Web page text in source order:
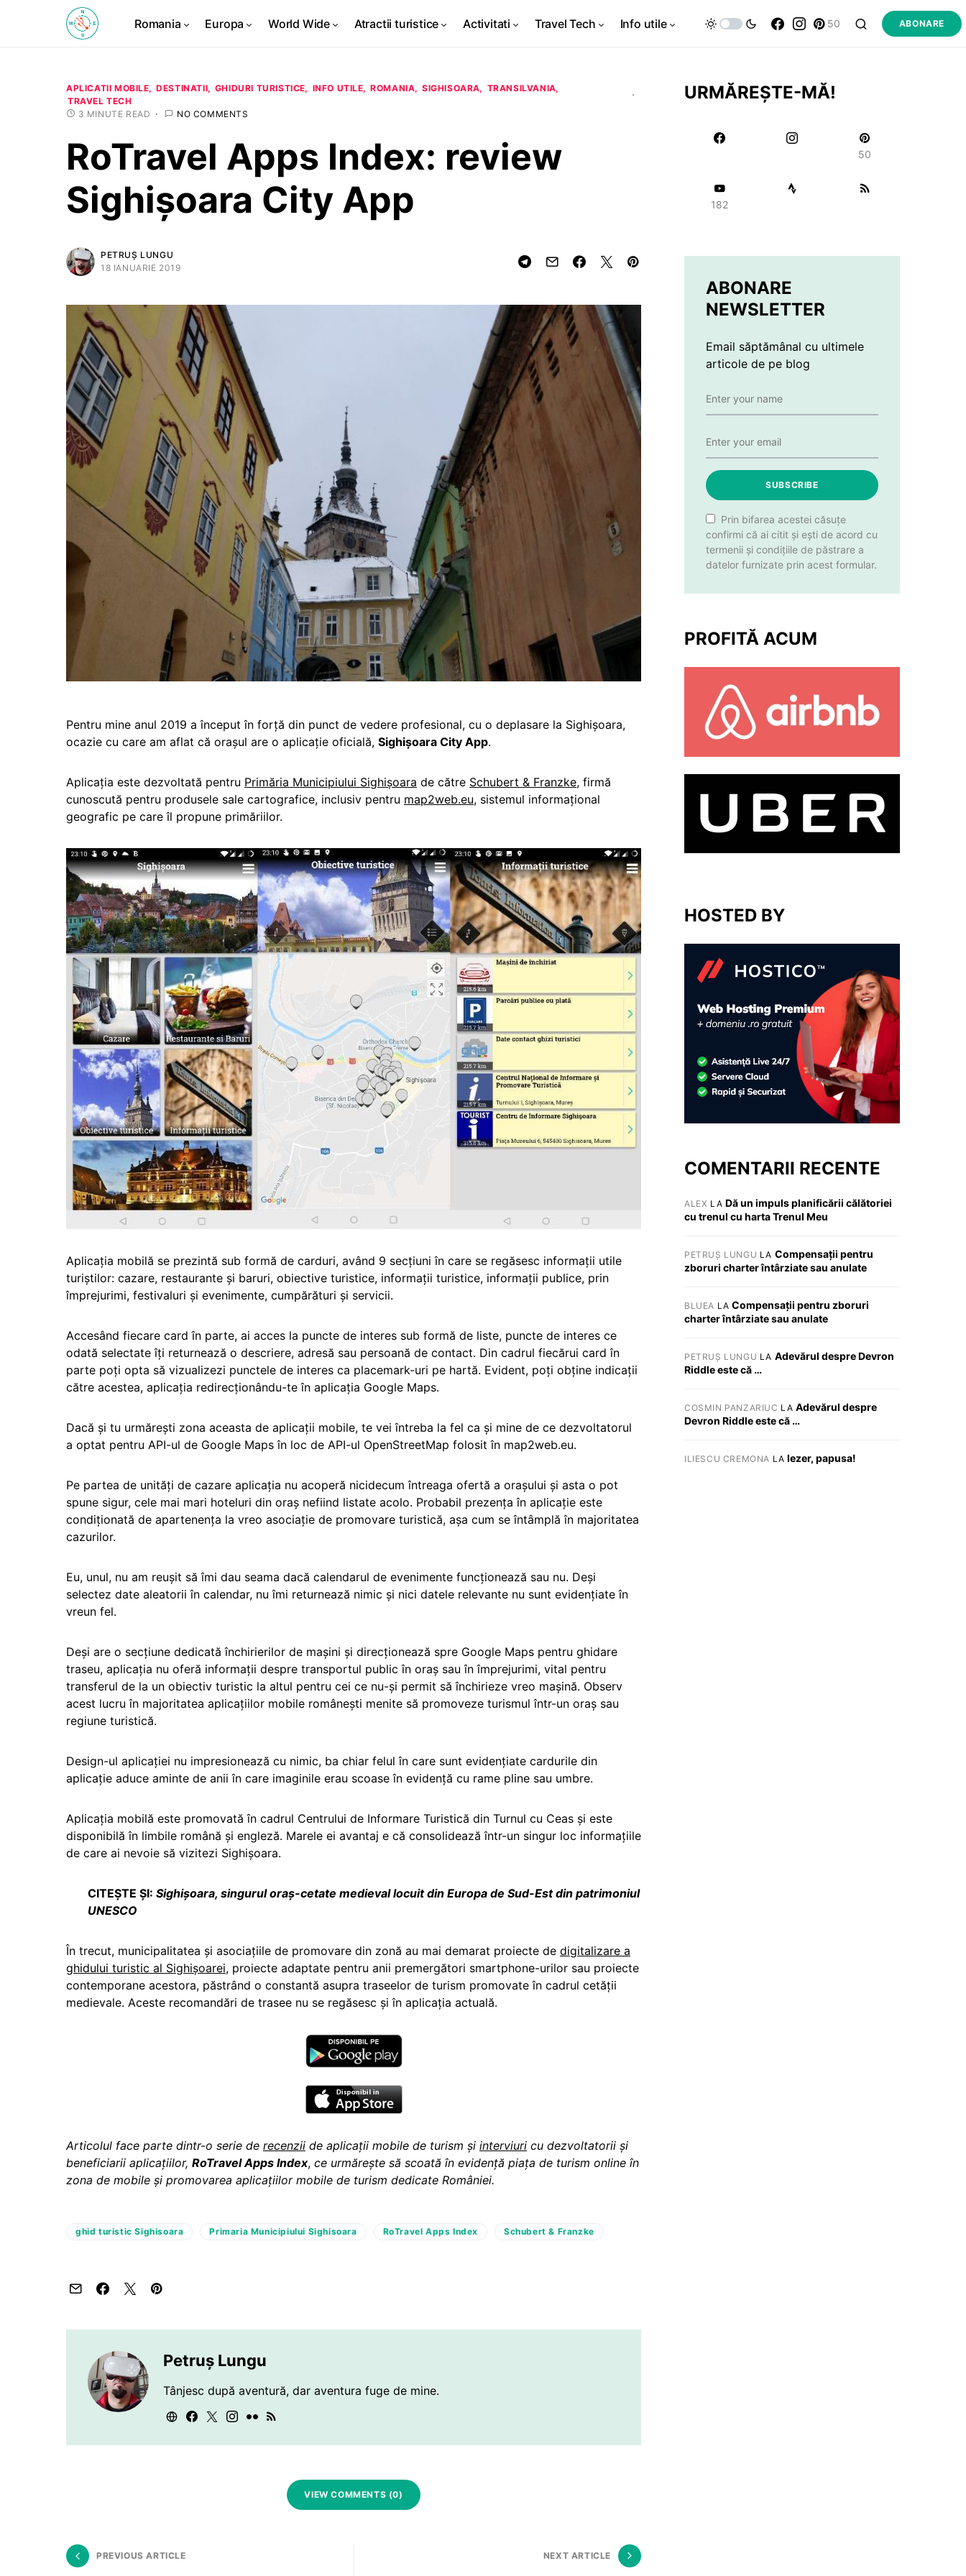
Romania Europa World Wide Atractii turistice Activitati Travel Tech Info utile 50 ABONARE
APLICATII MOBILE DESTINATII GHIDURI TURISTICE INFO UTILE ROMANIA SIGHISOARA
TRANSILVANIA
TRAVEL TECH
3 MINUTE READ
NO COMMENTS
RoTravel Apps Index: review
Sighișoara City App
PETRUȘ LUNGU
18 IANUARIE 2019
Pentru mine anul 2019 a început în forță din punct de vedere profesional, cu o deplasare la Sighișoara,
ocazie cu care am aflat că orașul are o aplicație oficială, Sighișoara City App.
Aplicația este dezvoltată pentru Primăria Municipiului Sighișoara de către Schubert & Franzke, firmă
cunoscută pentru produsele sale cartografice, inclusiv pentru map2web.eu, sistemul informațional
geografic pe care îl propune primăriilor.
Aplicația mobilă se prezintă sub formă de carduri, având 9 secțiuni în care se regăsesc informații utile
turiștilor: cazare, restaurante și baruri, obiective turistice, informații turistice, informații publice, prin
împrejurimi, festivaluri și evenimente, cumpărături și servicii.
Accesând fiecare card în parte, ai acces la puncte de interes sub formă de liste, puncte de interes ce
odată selectate îți returnează o descriere, adresă sau persoană de contact. Din cadrul fiecărui card în
parte poți opta să vizualizezi punctele de interes ca placemark-uri pe hartă. Evident, poți obține indicații
către acestea, aplicația redirecționându-te în aplicația Google Maps.
Dacă și tu urmărești zona aceasta de aplicații mobile, te vei întreba la fel ca și mine de ce dezvoltatorul
a optat pentru API-ul de Google Maps în loc de API-ul OpenStreetMap folosit în map2web.eu.
Pe partea de unități de cazare aplicația nu acoperă nicidecum întreaga ofertă a orașului și asta o pot
spune sigur, cele mai mari hoteluri din oraș nefiind listate acolo. Probabil prezența în aplicație este
condiționată de apartenența la vreo asociație de promovare turistică, așa cum se întâmplă în majoritatea
cazurilor.
Eu, unul, nu am reușit să îmi dau seama dacă calendarul de evenimente funcționează sau nu. Deși
selectez date aleatorii în calendar, nu îmi returnează nimic și nici datele relevante nu sunt evidențiate în
vreun fel.
Deși are o secțiune dedicată închirierilor de mașini și direcționează spre Google Maps pentru ghidare
traseu, aplicația nu oferă informații despre transportul public în oraș sau în împrejurimi, vital pentru
transferul de la un obiectiv turistic la altul pentru cei ce nu-și permit să închirieze vreo mașină. Observ
acest lucru în majoritatea aplicațiilor mobile românești menite să promoveze turismul într-un oraș sau
regiune turistică.
Design-ul aplicației nu impresionează cu nimic, ba chiar felul în care sunt evidențiate cardurile din
aplicație aduce aminte de anii în care imaginile erau scoase în evidență cu rame pline sau umbre.
Aplicația mobilă este promovată în cadrul Centrului de Informare Turistică din Turnul cu Ceas și este
disponibilă în limbile română și engleză. Marele ei avantaj e că consolidează într-un singur loc informațiile
de care ai nevoie să vizitezi Sighișoara.
CITEȘTE ȘI: Sighișoara, singurul oraș-cetate medieval locuit din Europa de Sud-Est din patrimoniul
UNESCO
În trecut, municipalitatea și asociațiile de promovare din zonă au mai demarat proiecte de digitalizare a
ghidului turistic al Sighișoarei, proiecte adaptate pentru anii premergători smartphone-urilor sau proiecte
contemporane acestora, păstrând o constantă asupra traseelor de turism promovate în cadrul cetății
medievale. Aceste recomandări de trasee nu se regăsesc și în aplicația actuală.
Articolul face parte dintr-o serie de recenzii de aplicații mobile de turism și interviuri cu dezvoltatorii și
beneficiarii aplicațiilor, RoTravel Apps Index, ce urmărește să scoată în evidență piața de turism online în
zona de mobile și promovarea aplicațiilor mobile de turism dedicate României.
ghid turistic Sighisoara Primaria Municipiului Sighisoara RoTravel Apps Index Schubert & Franzke
Petruș Lungu
Tânjesc după aventură, dar aventura fuge de mine.
VIEW COMMENTS (0)
PREVIOUS ARTICLE NEXT ARTICLE
URMĂREȘTE-MĂ!
50
182
ABONARE
NEWSLETTER
Email săptămânal cu ultimele
articole de pe blog
SUBSCRIBE
Prin bifarea acestei căsuțe
confirmi că ai citit și ești de acord cu
termenii și condițiile de păstrare a
datelor furnizate prin acest formular.
PROFITĂ ACUM
HOSTED BY
COMENTARII RECENTE
ALEX LA Dă un impuls planificării călătoriei
cu trenul cu harta Trenul Meu
PETRUȘ LUNGU LA Compensații pentru
zboruri charter întârziate sau anulate
BLUEA LACompensații pentru zboruri
charter întârziate sau anulate
PETRUȘ LUNGU LA Adevărul despre Devron
Riddle este că …
COSMIN PANZARIUC LA Adevărul despre
Devron Riddle este că …
ILIESCU CREMONA LA Iezer, papusa!